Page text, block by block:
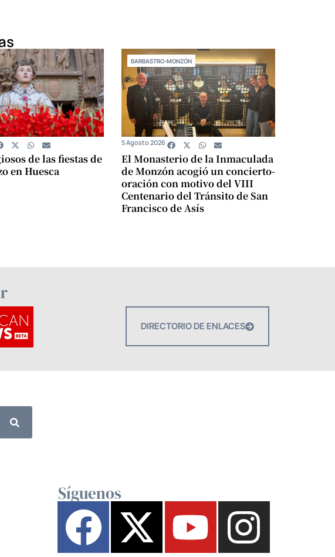
de las fiestas de
en Huesca
BARBASTRO-MONZÓN
El Monasterio de la Inmaculada
de Monzón acogió un concierto-
oración con motivo del VIII
Centenario del Tránsito de San
Francisco de Asís
5 Agosto 2026
DIRECTORIO DE ENLACES
Síguenos